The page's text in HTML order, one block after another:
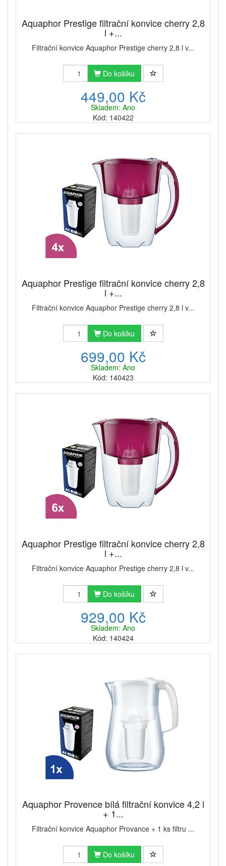
Aquaphor Prestige filtrační konvice cherry 2,8
l +...
Filtrační konvice Aquaphor Prestige cherry 2,8 l v...
Do košíku
449,00 Kč
Skladem: Ano
Kód: 140422
Aquaphor Prestige filtrační konvice cherry 2,8
l +...
Filtrační konvice Aquaphor Prestige cherry 2,8 l v...
Do košíku
699,00 Kč
Skladem: Ano
Kód: 140423
Aquaphor Prestige filtrační konvice cherry 2,8
l +...
Filtrační konvice Aquaphor Prestige cherry 2,8 l v...
Do košíku
929,00 Kč
Skladem: Ano
Kód: 140424
Aquaphor Provence bílá filtrační konvice 4,2 l
+ 1...
Filtrační konvice Aquaphor Provance + 1 ks filtru ...
Do košíku